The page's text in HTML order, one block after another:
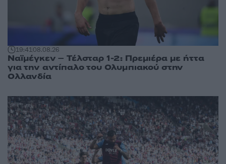
19:4108.08.26
Ναϊμέγκεν – Τέλσταρ 1-2: Πρεμιέρα με ήττα
για την αντίπαλο του Ολυμπιακού στην
Ολλανδία